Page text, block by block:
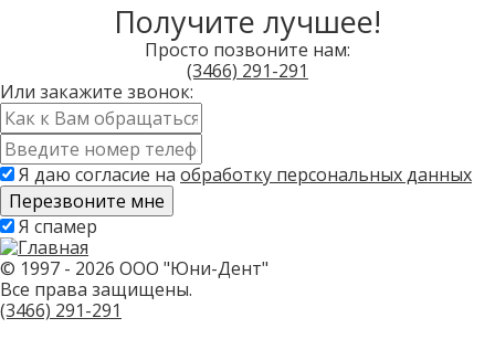
Получите лучшее!
Просто позвоните нам:
(3466) 291-291
Или закажите звонок:
Имя
*Контактный
телефон
* Я даю согласие на обработку персональных данных
Скажите,
привет!
Пожалуйста,
не
заполняйте
это
Я спамер
© 1997 - 2026 ООО "Юни-Дент"
Все права защищены.
(3466) 291-291